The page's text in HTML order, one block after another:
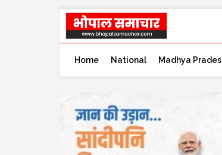
Home National Madhya